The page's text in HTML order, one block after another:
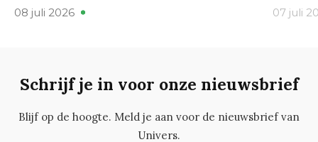
08 juli 2026 07 juli
Schrijf je in voor onze nieuwsbrief
Blijf op de hoogte. Meld je aan voor de nieuwsbrief van
Univers.